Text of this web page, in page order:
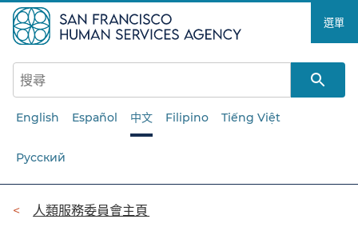
至
主
要
選單​​
English Español 中文 Filipino Tiếng Việt
Русский
導人類服務委員會主頁​​